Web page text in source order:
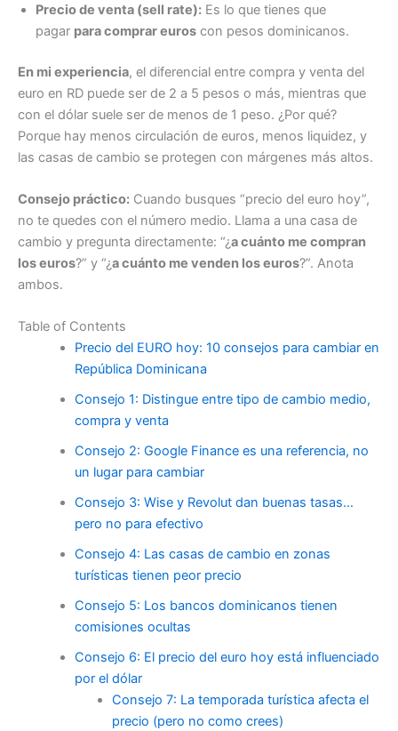
Precio de venta (sell rate): Es lo que tienes que
pagar para comprar euros con pesos dominicanos.
En mi experiencia, el diferencial entre compra y venta del
euro en RD puede ser de 2 a 5 pesos o más, mientras que
con el dólar suele ser de menos de 1 peso. ¿Por qué?
Porque hay menos circulación de euros, menos liquidez, y
las casas de cambio se protegen con márgenes más altos.
Consejo práctico: Cuando busques “precio del euro hoy”,
no te quedes con el número medio. Llama a una casa de
cambio y pregunta directamente: “¿a cuánto me compran
los euros?” y “¿a cuánto me venden los euros?”. Anota
ambos.
Table of Contents
Precio del EURO hoy: 10 consejos para cambiar en
República Dominicana
Consejo 1: Distingue entre tipo de cambio medio,
compra y venta
Consejo 2: Google Finance es una referencia, no
un lugar para cambiar
Consejo 3: Wise y Revolut dan buenas tasas…
pero no para efectivo
Consejo 4: Las casas de cambio en zonas
turísticas tienen peor precio
Consejo 5: Los bancos dominicanos tienen
comisiones ocultas
Consejo 6: El precio del euro hoy está influenciado
por el dólar
Consejo 7: La temporada turística afecta el
precio (pero no como crees)